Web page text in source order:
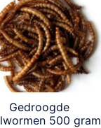
Gedroogde
500 gram